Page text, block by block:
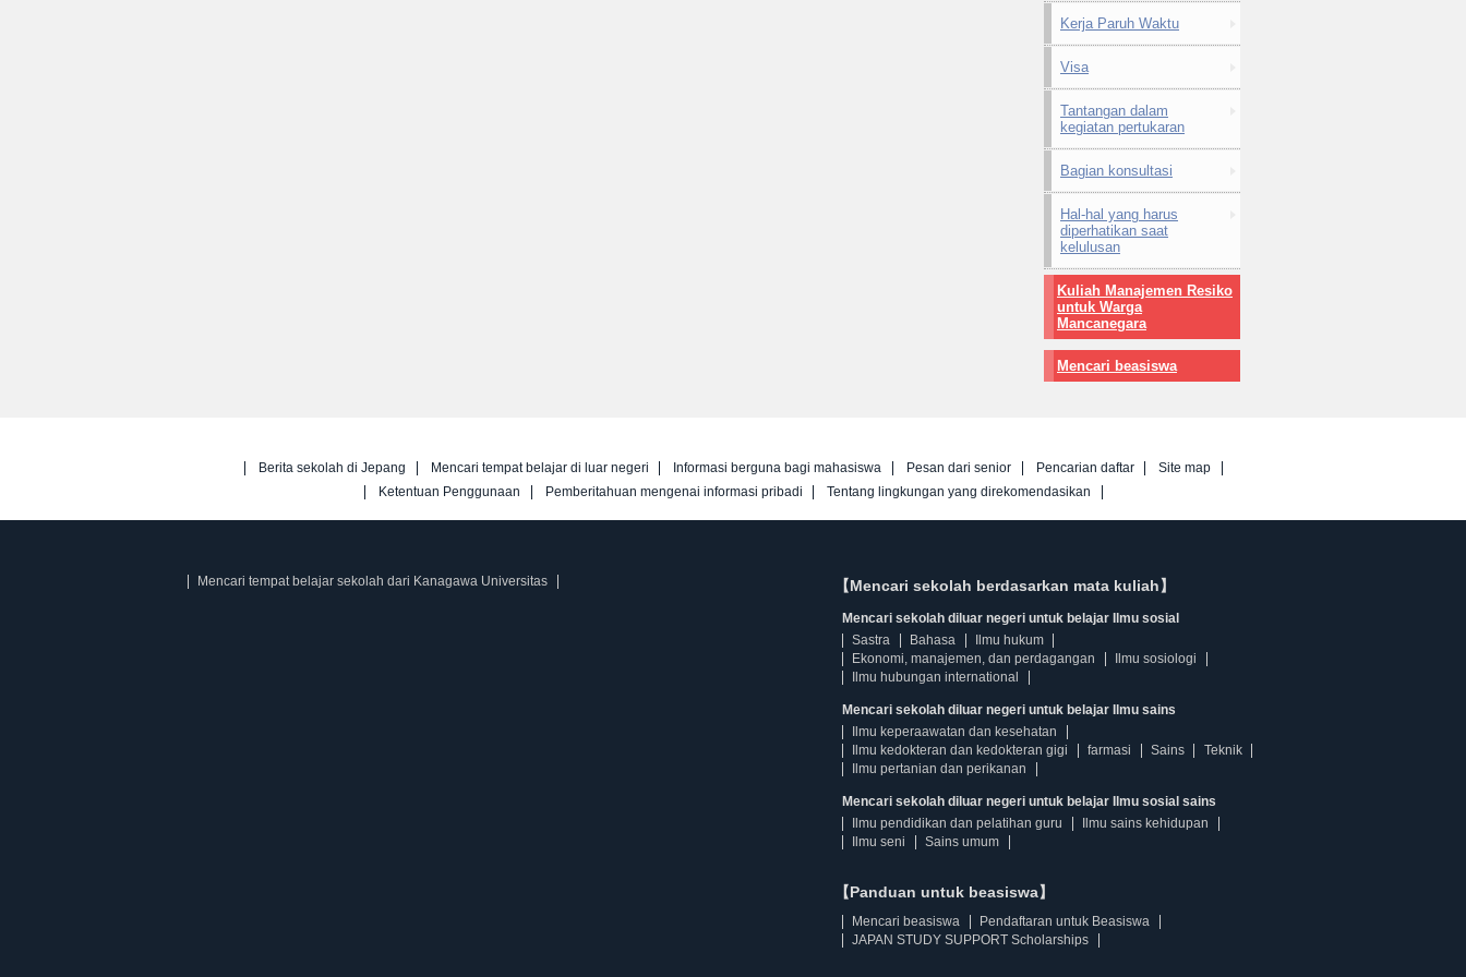
Kerja Paruh Waktu
Visa
Tantangan dalam
kegiatan pertukaran
Bagian konsultasi
Hal-hal yang harus
diperhatikan saat
kelulusan
Kuliah Manajemen Resiko
untuk Warga
Mancanegara
Mencari beasiswa
Berita sekolah di Jepang Mencari tempat belajar di luar negeri Informasi berguna bagi mahasiswa Pesan dari senior Pencarian daftar
Site map
Ketentuan Penggunaan
Pemberitahuan mengenai informasi pribadi Tentang lingkungan yang direkomendasikan
Mencari tempat belajar sekolah dari Kanagawa Universitas 【Mencari sekolah berdasarkan mata kuliah】
Mencari sekolah diluar negeri untuk belajar Ilmu sosial
Sastra
Bahasa
Ilmu hukum
Ekonomi, manajemen, dan perdagangan
Ilmu sosiologi
Ilmu hubungan international
Mencari sekolah diluar negeri untuk belajar Ilmu sains
Ilmu keperaawatan dan kesehatan
Ilmu kedokteran dan kedokteran gigi
farmasi Sains
Teknik
Ilmu pertanian dan perikanan
Mencari sekolah diluar negeri untuk belajar Ilmu sosial sains
Ilmu pendidikan dan pelatihan guru
Ilmu sains kehidupan
Ilmu seni
Sains umum
【Panduan untuk beasiswa】
Mencari beasiswa
Pendaftaran untuk Beasiswa
JAPAN STUDY SUPPORT Scholarships